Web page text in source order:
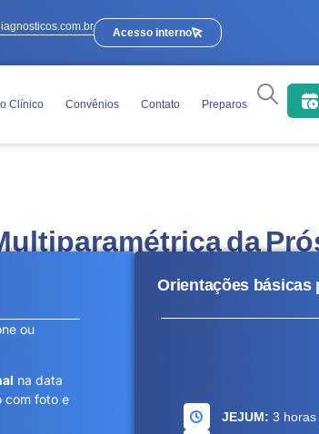
Acesso interno
Clínico Convênios Contato Preparos
da
ou
na data
com foto e
Orientações básicas
JEJUM:3